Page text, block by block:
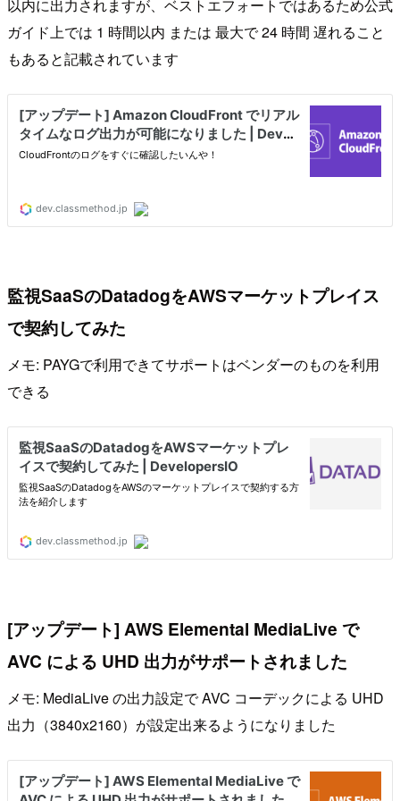
以内に出力されますが、ベストエフォートではあるため公式
ガイド上では 1 時間以内 または 最大で 24 時間 遅れること
もあると記載されています
監視SaaSのDatadogをAWSマーケットプレイス
で契約してみた
メモ: PAYGで利用できてサポートはベンダーのものを利用
できる
[アップデート] AWS Elemental MediaLive で
AVC による UHD 出力がサポートされました
メモ: MediaLive の出力設定で AVC コーデックによる UHD
出力（3840x2160）が設定出来るようになりました